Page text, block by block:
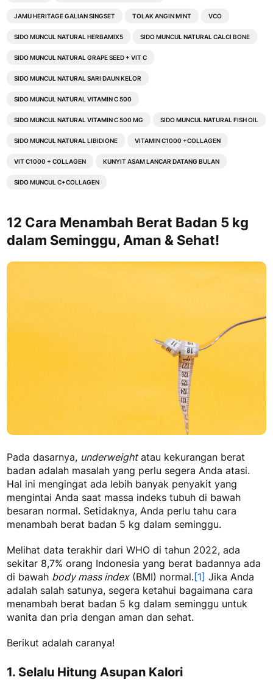
JAMU HERITAGE GALIAN SINGSET TOLAK ANGIN MINT VCO
SIDO MUNCUL NATURAL HERBAMIX5 SIDO MUNCUL NATURAL CALCI BONE
SIDO MUNCUL NATURAL GRAPE SEED + VIT C
SIDO MUNCUL NATURAL SARI DAUN KELOR
SIDO MUNCUL NATURAL VITAMIN C 500
SIDO MUNCUL NATURAL VITAMIN C 500 MG SIDO MUNCUL NATURAL FISH OIL
SIDO MUNCUL NATURAL LIBIDIONE VITAMIN C1000 +COLLAGEN
VIT C1000 + COLLAGEN KUNYIT ASAM LANCAR DATANG BULAN
SIDO MUNCUL C+COLLAGEN
12 Cara Menambah Berat Badan 5 kg
dalam Seminggu, Aman & Sehat!
Pada dasarnya, underweightatau kekurangan berat
badan adalah masalah yang perlu segera Anda atasi.
Hal ini mengingat ada lebih banyak penyakit yang
mengintai Anda saat massa indeks tubuh di bawah
besaran normal. Setidaknya, Anda perlu tahu cara
menambah berat badan 5 kg dalam seminggu.
Melihat data terakhir dari WHO di tahun 2022, ada
sekitar 8,7% orang Indonesia yang berat badannya ada
di bawah body mass index(BMI) normal.[1] Jika Anda
adalah salah satunya, segera ketahui bagaimana cara
menambah berat badan 5 kg dalam seminggu untuk
wanita dan pria dengan aman dan sehat.
Berikut adalah caranya!
1. Selalu Hitung Asupan Kalori